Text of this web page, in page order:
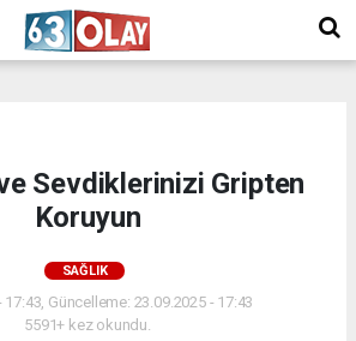
Sevdiklerinizi Gripten
Koruyun
SAĞLIK
17:43, Güncelleme: 23.09.2025 - 17:43
5591+ kez okundu.